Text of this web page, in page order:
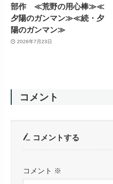
部作 ≪荒野の用心棒≫≪
夕陽のガンマン≫≪続・夕
陽のガンマン≫
2026年7月23日
コメント
コメントする
コメント ※